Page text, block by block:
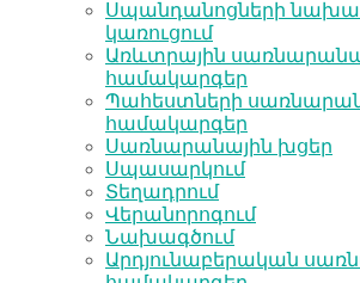
Սպանդանոցների
կառուցում
Առևտրային
համակարգեր
Պահեստների
համակարգեր
Սառնարանային խցեր
Սպասարկում
Տեղադրում
Վերանորոգում
Նախագծում
Արդյունաբերական